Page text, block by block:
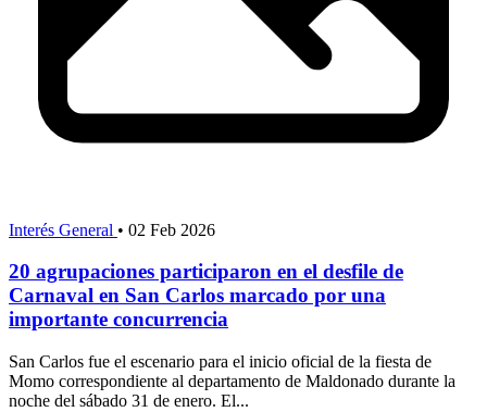
Interés General • 02 Feb 2026
20 agrupaciones participaron en el desfile de
Carnaval en San Carlos marcado por una
importante concurrencia
San Carlos fue el escenario para el inicio oficial de la fiesta de
Momo correspondiente al departamento de Maldonado durante la
noche del sábado 31 de enero. El...